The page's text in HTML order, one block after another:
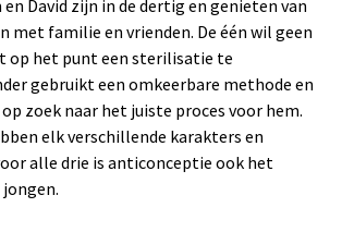
David zijn in de dertig en genieten van
met familie en vrienden. De één wil geen
op het punt een sterilisatie te
gebruikt een omkeerbare methode en
zoek naar het juiste proces voor hem.
elk verschillende karakters en
alle drie is anticonceptie ook het